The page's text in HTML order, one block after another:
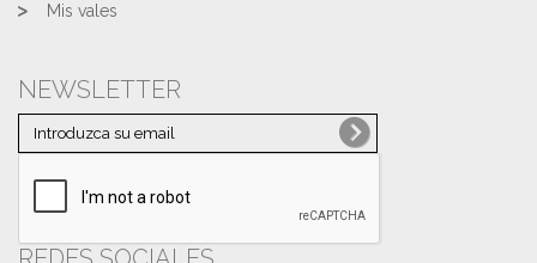
Mis vales
NEWSLETTER